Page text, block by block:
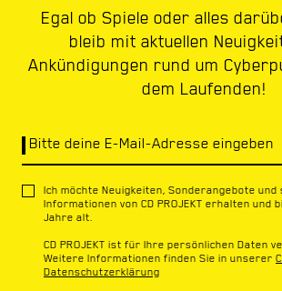
Egal ob Spiele oder alles
bleib mit aktuellen
Ankündigungen rund um
dem Laufenden!
Bitte deine E-Mail-Adresse eingeben
Ich möchte Neuigkeiten, Sonderangebote und
Informationen von CD PROJEKT erhalten und
Jahre alt.
CD PROJEKT ist für Ihre persönlichen Daten
Weitere Informationen finden Sie in unserer
Datenschutzerklärung